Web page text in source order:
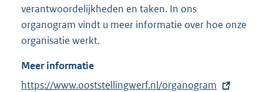
verantwoordelijkheden en taken. In ons
organogram vindt u meer informatie over hoe onze
organisatie werkt.
Meer informatie
E
https://www.ooststellingwerf.nl/organogram